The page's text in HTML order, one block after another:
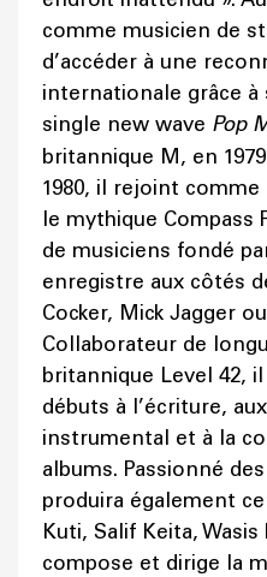
comme musicien de
d’accéder à une
internationale grâce à
single new wave Pop
britannique M, en
1980, il rejoint
le mythique
de musiciens fondé
enregistre aux côtés
Cocker, Mick Jagger
Collaborateur de
britannique Level 42,
débuts à l’écriture,
instrumental et à la
albums. Passionné
produira également
Kuti, Salif Keita, Wasis
compose et dirige la